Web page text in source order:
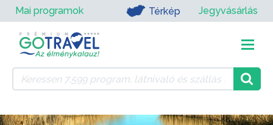
Mai programok Térkép Jegyvásárlás